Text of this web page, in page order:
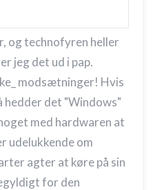
og technofyren heller
jeg det ud i pap.
modsætninger! Hvis
hedder det "Windows"
med hardwaren at
udelukkende om
agter at køre på sin
for den